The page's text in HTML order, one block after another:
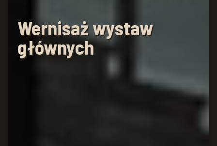
Wernisaż wystaw
głównych